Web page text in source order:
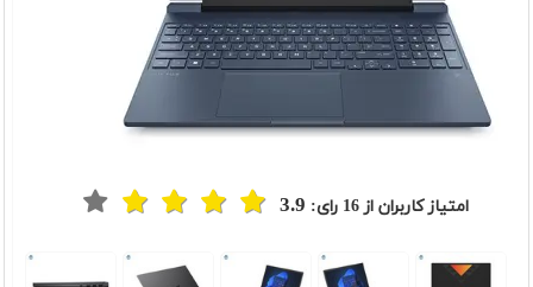
امتیاز کاربران از16 رای: 3.9